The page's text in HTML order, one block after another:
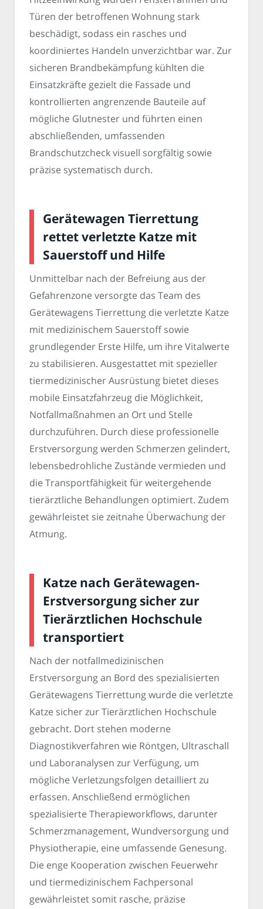
Türen der betroffenen Wohnung stark
beschädigt, sodass ein rasches und
koordiniertes Handeln unverzichtbar war. Zur
sicheren Brandbekämpfung kühlten die
Einsatzkräfte gezielt die Fassade und
kontrollierten angrenzende Bauteile auf
mögliche Glutnester und führten einen
abschließenden, umfassenden
Brandschutzcheck visuell sorgfältig sowie
präzise systematisch durch.
Gerätewagen Tierrettung
rettet verletzte Katze mit
Sauerstoff und Hilfe
Unmittelbar nach der Befreiung aus der
Gefahrenzone versorgte das Team des
Gerätewagens Tierrettung die verletzte Katze
mit medizinischem Sauerstoff sowie
grundlegender Erste Hilfe, um ihre Vitalwerte
zu stabilisieren. Ausgestattet mit spezieller
tiermedizinischer Ausrüstung bietet dieses
mobile Einsatzfahrzeug die Möglichkeit,
Notfallmaßnahmen an Ort und Stelle
durchzuführen. Durch diese professionelle
Erstversorgung werden Schmerzen gelindert,
lebensbedrohliche Zustände vermieden und
die Transportfähigkeit für weitergehende
tierärztliche Behandlungen optimiert. Zudem
gewährleistet sie zeitnahe Überwachung der
Atmung.
Katze nach Gerätewagen-
Erstversorgung sicher zur
Tierärztlichen Hochschule
transportiert
Nach der notfallmedizinischen
Erstversorgung an Bord des spezialisierten
Gerätewagens Tierrettung wurde die verletzte
Katze sicher zur Tierärztlichen Hochschule
gebracht. Dort stehen moderne
Diagnostikverfahren wie Röntgen, Ultraschall
und Laboranalysen zur Verfügung, um
mögliche Verletzungsfolgen detailliert zu
erfassen. Anschließend ermöglichen
spezialisierte Therapieworkflows, darunter
Schmerzmanagement, Wundversorgung und
Physiotherapie, eine umfassende Genesung.
Die enge Kooperation zwischen Feuerwehr
und tiermedizinischem Fachpersonal
gewährleistet somit rasche, präzise